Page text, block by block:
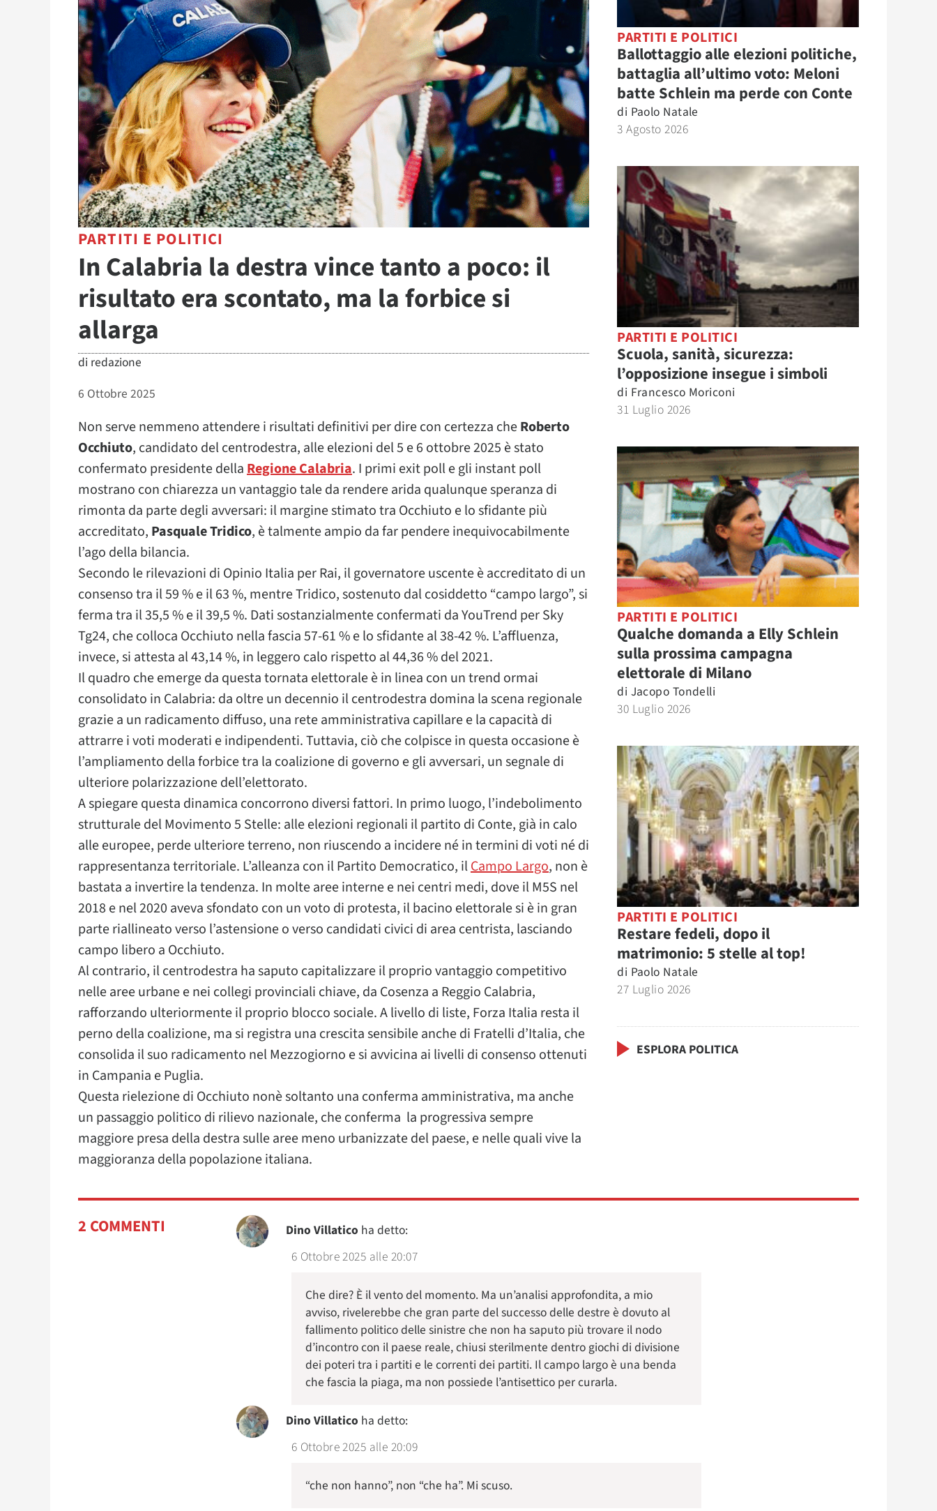
PARTITI E POLITICI
In Calabria la destra vince tanto a poco: il
risultato era scontato, ma la forbice si
allarga
di redazione
6 Ottobre 2025
Non serve nemmeno attendere i risultati definitivi per dire con certezza cheRoberto
Occhiuto, candidato del centrodestra, alle elezioni del 5 e 6 ottobre 2025 è stato
confermato presidente dellaRegione Calabria. I primi exit poll e gli instant poll
mostrano con chiarezza un vantaggio tale da rendere arida qualunque speranza di
rimonta da parte degli avversari: il margine stimato tra Occhiuto e lo sfidante più
accreditato, Pasquale Tridico, è talmente ampio da far pendere inequivocabilmente
l’ago della bilancia.
Secondo le rilevazioni di Opinio Italia per Rai, il governatore uscente è accreditato di un
consenso tra il 59 % e il 63 %, mentre Tridico, sostenuto dal cosiddetto “campo largo”, si
ferma tra il 35,5 % e il 39,5 %. Dati sostanzialmente confermati da YouTrend per Sky
Tg24, che colloca Occhiuto nella fascia 57-61 % e lo sfidante al 38-42 %. L’affluenza,
invece, si attesta al 43,14 %, in leggero calo rispetto al 44,36 % del 2021.
Il quadro che emerge da questa tornata elettorale è in linea con un trend ormai
consolidato in Calabria: da oltre un decennio il centrodestra domina la scena regionale
grazie a un radicamento diffuso, una rete amministrativa capillare e la capacità di
attrarre i voti moderati e indipendenti. Tuttavia, ciò che colpisce in questa occasione è
l’ampliamento della forbice tra la coalizione di governo e gli avversari, un segnale di
ulteriore polarizzazione dell’elettorato.
A spiegare questa dinamica concorrono diversi fattori. In primo luogo, l’indebolimento
strutturale del Movimento 5 Stelle: alle elezioni regionali il partito di Conte, già in calo
alle europee, perde ulteriore terreno, non riuscendo a incidere né in termini di voti né di
rappresentanza territoriale. L’alleanza con il Partito Democratico, ilCampo Largo, non è
bastata a invertire la tendenza. In molte aree interne e nei centri medi, dove il M5S nel
2018 e nel 2020 aveva sfondato con un voto di protesta, il bacino elettorale si è in gran
parte riallineato verso l’astensione o verso candidati civici di area centrista, lasciando
campo libero a Occhiuto.
Al contrario, il centrodestra ha saputo capitalizzare il proprio vantaggio competitivo
nelle aree urbane e nei collegi provinciali chiave, da Cosenza a Reggio Calabria,
rafforzando ulteriormente il proprio blocco sociale. A livello di liste, Forza Italia resta il
perno della coalizione, ma si registra una crescita sensibile anche di Fratelli d’Italia, che
consolida il suo radicamento nel Mezzogiorno e si avvicina ai livelli di consenso ottenuti
in Campania e Puglia.
Questa rielezione di Occhiuto nonè soltanto una conferma amministrativa, ma anche
un passaggio politico di rilievo nazionale, che conferma la progressiva sempre
maggiore presa della destra sulle aree meno urbanizzate del paese, e nelle quali vive la
maggioranza della popolazione italiana.
PARTITI E POLITICI
Ballottaggio alle elezioni politiche,
battaglia all’ultimo voto: Meloni
batte Schlein ma perde con Conte
di Paolo Natale
3 Agosto 2026
PARTITI E POLITICI
Scuola, sanità, sicurezza:
l’opposizione insegue i simboli
di Francesco Moriconi
31 Luglio 2026
PARTITI E POLITICI
Qualche domanda a Elly Schlein
sulla prossima campagna
elettorale di Milano
di Jacopo Tondelli
30 Luglio 2026
PARTITI E POLITICI
Restare fedeli, dopo il
matrimonio: 5 stelle al top!
di Paolo Natale
27 Luglio 2026
ESPLORA POLITICA
2 COMMENTI Dino Villatico ha detto:
6 Ottobre 2025 alle 20:07
Che dire? È il vento del momento. Ma un’analisi approfondita, a mio
avviso, rivelerebbe che gran parte del successo delle destre è dovuto al
fallimento politico delle sinistre che non ha saputo più trovare il nodo
d’incontro con il paese reale, chiusi sterilmente dentro giochi di divisione
dei poteri tra i partiti e le correnti dei partiti. Il campo largo è una benda
che fascia la piaga, ma non possiede l’antisettico per curarla.
Dino Villatico ha detto:
6 Ottobre 2025 alle 20:09
“che non hanno”, non “che ha”. Mi scuso.